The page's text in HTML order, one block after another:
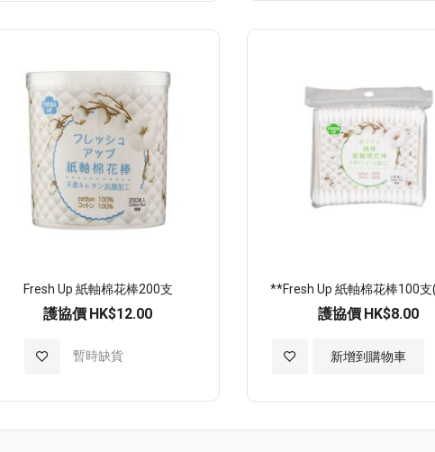
至 至
Fresh Up 紙軸棉花棒200支
護協價 HK$12.00
暫時缺貨
加
至
**Fresh Up 紙軸棉花棒100支
護協價 HK$8.00
新增到購物車
加
至